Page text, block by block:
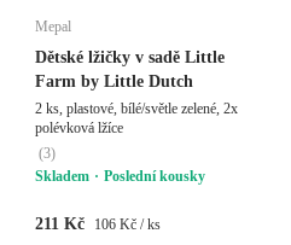
Mepal
Dětské lžičky v sadě Little
Farm by Little Dutch
2 ks, plastové, bílé/světle zelené, 2x
polévková lžíce
(3)
Skladem
Poslední kousky
211 Kč 106 Kč / ks